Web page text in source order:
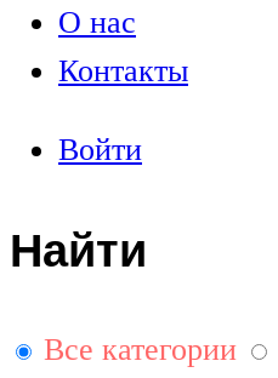
О нас
Контакты
Войти
Найти
Все категории